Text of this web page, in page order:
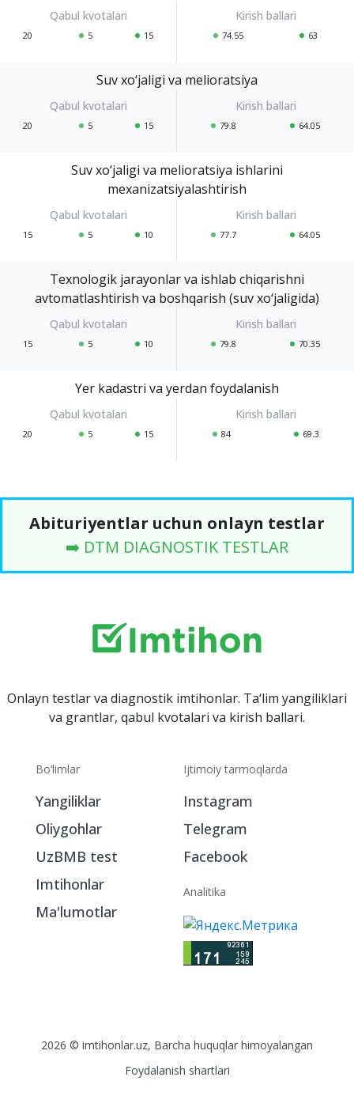
20 5 15 74.55 63
Suv xo‘jaligi va melioratsiya
20 5 15 79.8 64.05
Suv xo‘jaligi va melioratsiya ishlarini
mexanizatsiyalashtirish
15 5 10 77.7 64.05
Texnologik jarayonlar va ishlab chiqarishni
avtomatlashtirish va boshqarish (suv xo‘jaligida)
15 5 10 79.8 70.35
Yer kadastri va yerdan foydalanish
20 5 15 84 69.3
Abituriyentlar uchun onlayn testlar
➡️ DTM DIAGNOSTIK TESTLAR
Onlayn testlar va diagnostik imtihonlar. Ta‘lim yangiliklari
va grantlar, qabul kvotalari va kirish ballari.
Bo‘limlar
Yangiliklar
Oliygohlar
UzBMB test
Imtihonlar
Ma'lumotlar
Ijtimoiy tarmoqlarda
Instagram
Telegram
Facebook
Analitika
2026 © imtihonlar.uz, Barcha huquqlar himoyalangan
Foydalanish shartlari